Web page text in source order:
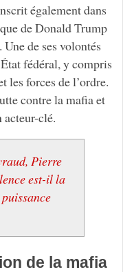
également dans
de Donald Trump
de ses volontés
fédéral, y compris
les forces de l’ordre.
contre la mafia et
clé.
Pierre
est-il la
de la mafia